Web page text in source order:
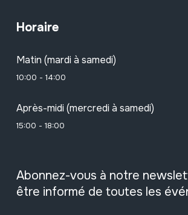
Horaire
Matin (mardi à samedi)
10:00 - 14:00
Après-midi (mercredi à samedi)
15:00 - 18:00
Abonnez-vous à notre
être informé de toutes les